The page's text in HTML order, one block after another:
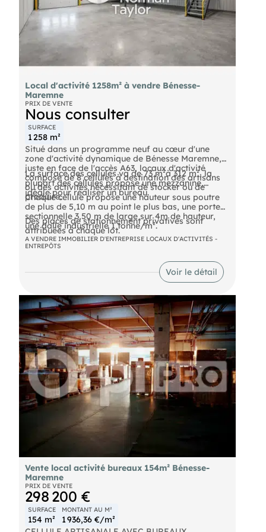
Local d'activité 1258m² à vendre Bénesse-
Maremne
PRIX DE VENTE
Nous consulter
SURFACE
1 258 m²
Situé dans un programme neuf au cœur d'une
zone d'activité dynamique de Bénesse Maremne,
juste en face de l'accès A63, locaux d'activité
composé de 8 cellules à destination des artisans
ou des activités nécessitant de stocker ou de
produire.
La surface des cellules va de 73 m²à 312 m², la
plupart des cellules propose une mezzanine,
idéale pour réaliser un bureau.
Chaque cellule propose une hauteur sous poutre
de plus de 5,10 m au point le plus bas, une porte
sectionnelle 3,50 m de large sur 4m de hauteur,
une dalle industrielle 1 tonne/m².
Des places de stationnement privatives sont
attribuées à chaque lot.
A VENDRE IMMOBILIER D'ENTREPRISE LOCAUX D'ACTIVITÉS -
ENTREPÔTS
Voir le détail
Vente local activité bureaux 154m² Bénesse-
Maremne
PRIX DE VENTE
298 200 €
SURFACE
154 m²
MONTANT AU M²
1 936,36 €/m²